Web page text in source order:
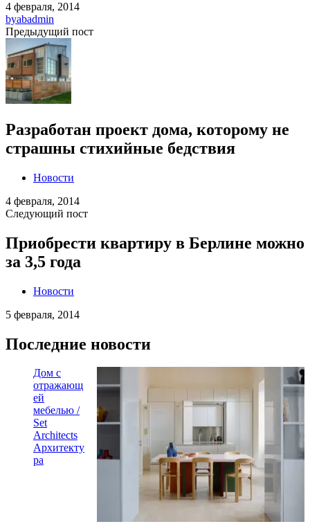
4 февраля, 2014
byabadmin
Предыдущий пост
Разработан проект дома, которому не
страшны стихийные бедствия
Новости
4 февраля, 2014
Следующий пост
Приобрести квартиру в Берлине можно
за 3,5 года
Новости
5 февраля, 2014
Последние новости
Дом с
отражающ
ей
мебелью /
Set
Architects
Архитекту
ра